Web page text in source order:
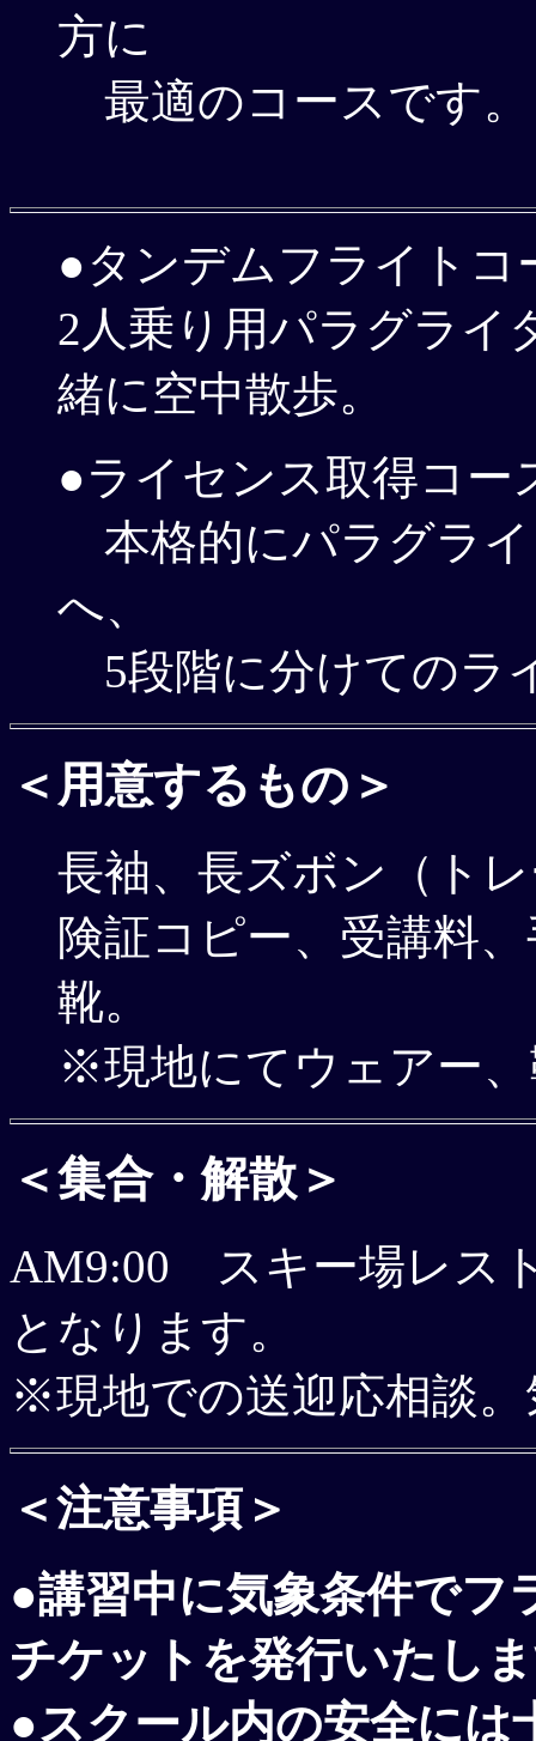
方に
最適のコースです。
●タンデムフライトコ
2人乗り用パラグライ
緒に空中散歩。
●ライセンス取得コー
本格的にパラグラ
へ、
5段階に分けてのラ
＜用意するもの＞
長袖、長ズボン（ト
険証コピー、受講料
靴。
※現地にてウェアー
＜集合・解散＞
AM9:00 スキー場レス
となります。
※現地での送迎応相談
＜注意事項＞
●講習中に気象条件でフ
チケットを発行いたし
●スクール内の安全には